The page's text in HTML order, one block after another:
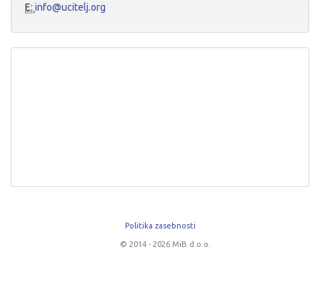
E: info@ucitelj.org
Politika zasebnosti
© 2014 - 2026 MiB d.o.o.